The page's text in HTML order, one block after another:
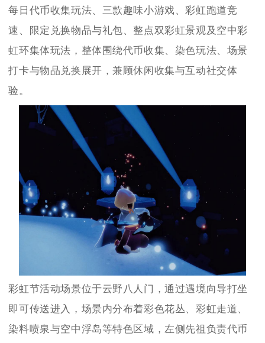
每日代币收集玩法、三款趣味小游戏、彩虹跑道竞
速、限定兑换物品与礼包、整点双彩虹景观及空中彩
虹环集体玩法，整体围绕代币收集、染色玩法、场景
打卡与物品兑换展开，兼顾休闲收集与互动社交体
验。
彩虹节活动场景位于云野八人门，通过遇境向导打坐
即可传送进入，场景内分布着彩色花丛、彩虹走道、
染料喷泉与空中浮岛等特色区域，左侧先祖负责代币